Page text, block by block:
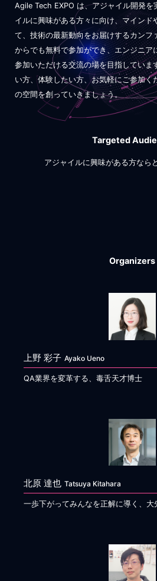
Agile Tech EXPO は、アジャイル開発を
イルに興味がある方々に向け、マインド
て、技術の最新動向をお届けするカンフ
からでも無料で参加ができ、エンジニア
参加いただける交流の場を目指していま
い方、体験したい方、お気軽にご参加く
の空間を創っていきましょう。
Targeted
アジャイルに興味がある方なら
Organizers
上野 彩子 Ayako Ueno
QA業界を変革する、毒舌天才博士
北原 達也 Tatsuya Kitahara
一歩下がってみんなを正解に導く、大